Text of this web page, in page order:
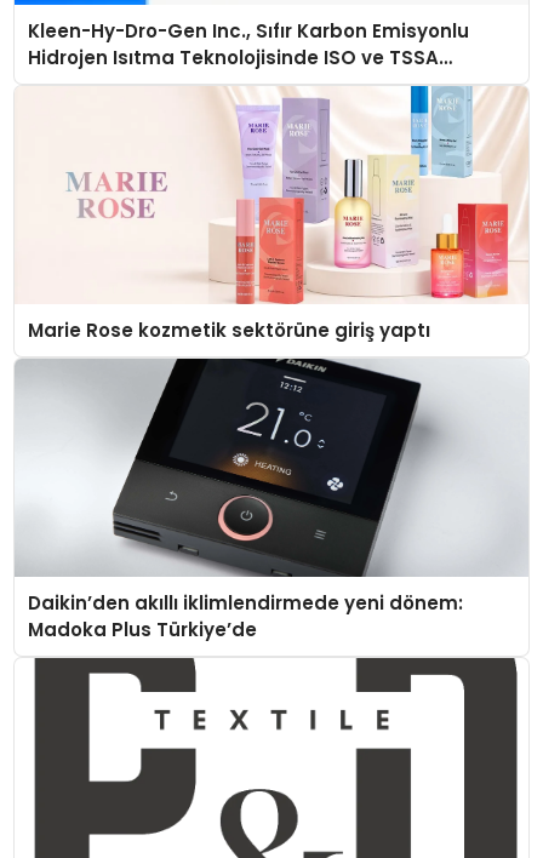
Kleen-Hy-Dro-Gen Inc., Sıfır Karbon Emisyonlu
Hidrojen Isıtma Teknolojisinde ISO ve TSSA
Düzenleyici Onaylarını Aldı
Marie Rose kozmetik sektörüne giriş yaptı
Daikin’den akıllı iklimlendirmede yeni dönem:
Madoka Plus Türkiye’de